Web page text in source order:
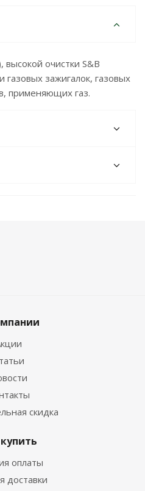
высокой очистки S&B
газовых зажигалок, газовых
применяющих газ.
скидка
оплаты
доставки